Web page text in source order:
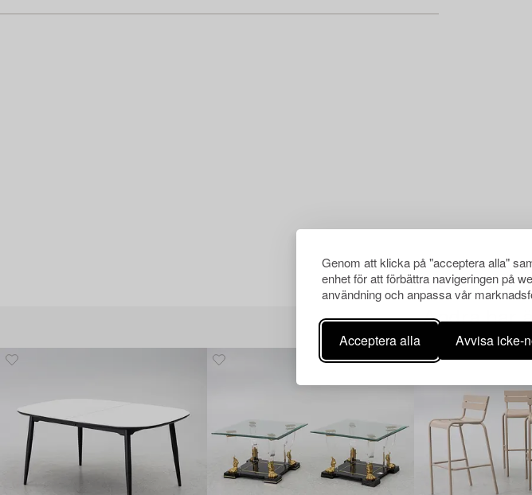
Genom att klicka på "acceptera alla"
enhet för att förbättra navigeringen på
användning och anpassa vår
Acceptera alla Avvisa icke-
Andra har